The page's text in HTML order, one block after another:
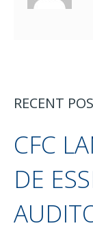
RECENT
CFC
DE